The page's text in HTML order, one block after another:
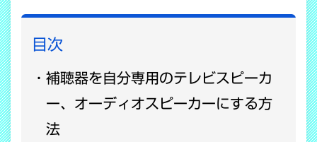
目次
補聴器を自分専用のテレビスピーカ
ー、オーディオスピーカーにする方
法